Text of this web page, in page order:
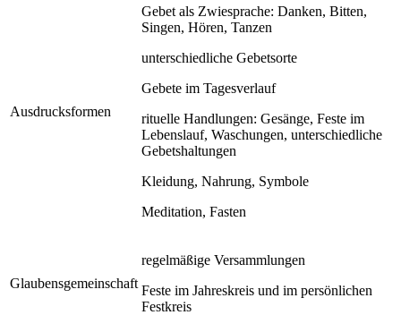
Ausdrucksformen
Gebet als Zwiesprache: Danken, Bitten,
Singen, Hören, Tanzen
unterschiedliche Gebetsorte
Gebete im Tagesverlauf
rituelle Handlungen: Gesänge, Feste im
Lebenslauf, Waschungen, unterschiedliche
Gebetshaltungen
Kleidung, Nahrung, Symbole
Meditation, Fasten
Glaubensgemeinschaft
regelmäßige Versammlungen
Feste im Jahreskreis und im persönlichen
Festkreis